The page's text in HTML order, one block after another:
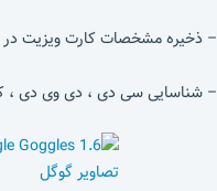
– ذخیره مشخصات کارت ویزیت در
– شناسایی سی دی ، دی وی دی ،